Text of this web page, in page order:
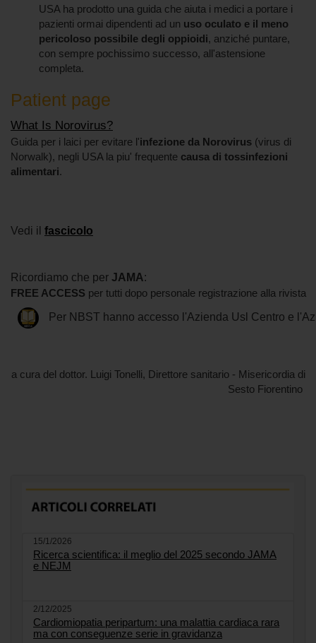
USA ha prodotto una guida che aiuta i medici a portare i
pazienti ormai dipendenti ad un uso oculato e il meno
pericoloso possibile degli oppioidi, anziché puntare,
con sempre pochissimo successo, all'astensione
completa.
Patient page
What Is Norovirus?
Guida per i laici per evitare l'infezione da Norovirus (virus di
Norwalk), negli USA la piu' frequente causa di tossinfezioni
alimentari.
Vedi il fascicolo
Ricordiamo che per JAMA:
FREE ACCESS per tutti dopo personale registrazione alla rivista
Per NBST hanno accesso l'Azienda Usl Centro e
a cura del dottor. Luigi Tonelli, Direttore sanitario - Misericordia di
Sesto Fiorentino
15/1/2026
Ricerca scientifica: il meglio del 2025 secondo JAMA
e NEJM
2/12/2025
Cardiomiopatia peripartum: una malattia cardiaca rara
ma con conseguenze serie in gravidanza